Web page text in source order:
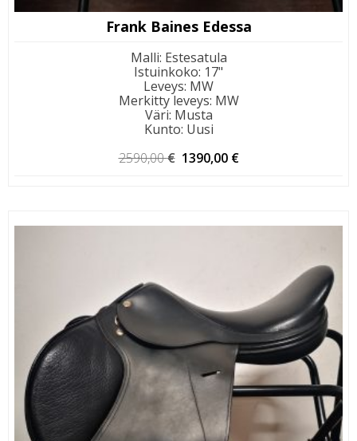
Frank Baines Edessa
Malli: Estesatula
Istuinkoko: 17"
Leveys: MW
Merkitty leveys: MW
Väri: Musta
Kunto: Uusi
2590,00€ Alkuperäinen
1390,00 €